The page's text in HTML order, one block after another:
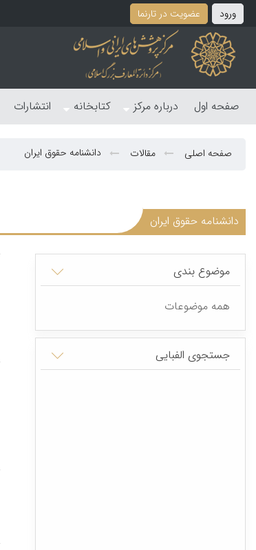
ورود عضویت در تارنما
صفحه اول درباره مرکز کتابخانه انتشارات
صفحه اصلی مقالات دانشنامه حقوق ایران
دانشنامه حقوق ایران
موضوع بندی
همه موضوعات
جستجوی الفبایی